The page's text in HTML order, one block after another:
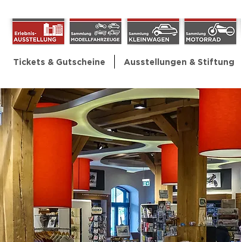
Tickets & Gutscheine Ausstellungen & Stiftung